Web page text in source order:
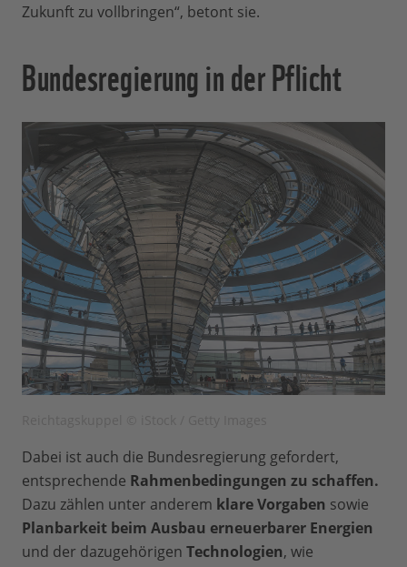
Zukunft zu vollbringen“, betont sie.
Bundesregierung in der Pflicht
Dabei ist auch die Bundesregierung gefordert,
entsprechende Rahmenbedingungen zu schaffen.
Dazu zählen unter anderem klare Vorgaben sowie
Planbarkeit beim Ausbau erneuerbarer Energien
und der dazugehörigen Technologien, wie